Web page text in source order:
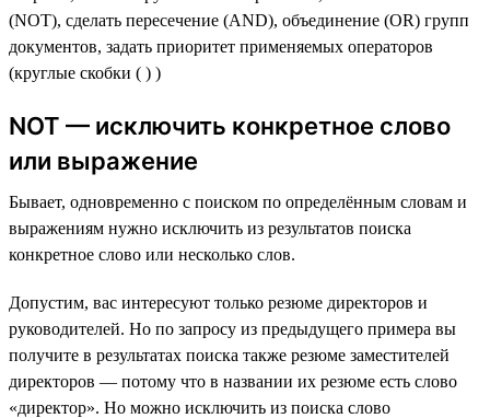
(NOT), сделать пересечение (AND), объединение (OR) групп
документов, задать приоритет применяемых операторов
(круглые скобки ( ) )
NOT — исключить конкретное слово
или выражение
Бывает, одновременно с поиском по определённым словам и
выражениям нужно исключить из результатов поиска
конкретное слово или несколько слов.
Допустим, вас интересуют только резюме директоров и
руководителей. Но по запросу из предыдущего примера вы
получите в результатах поиска также резюме заместителей
директоров — потому что в названии их резюме есть слово
«директор». Но можно исключить из поиска слово